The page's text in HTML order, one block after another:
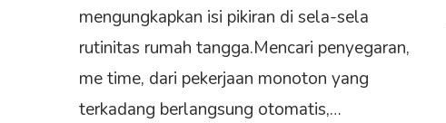
mengungkapkan isi pikiran di sela-sela
rutinitas rumah tangga.Mencari penyegaran,
me time, dari pekerjaan monoton yang
terkadang berlangsung otomatis,…